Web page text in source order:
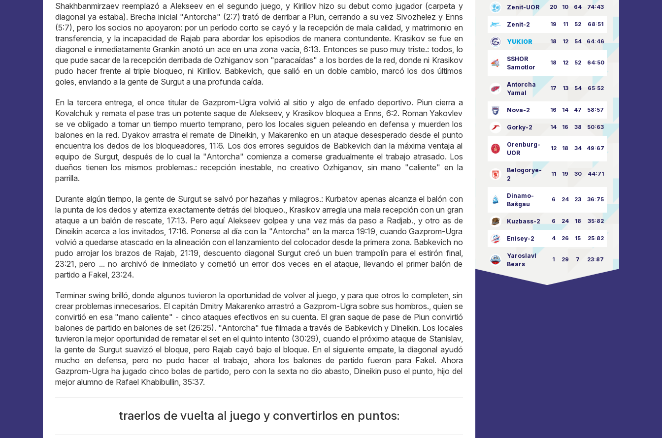
Shakhbanmirzaev reemplazó a Alekseev en el segundo juego, y Kirillov hizo su debut como jugador (carpeta y
diagonal ya estaba). Brecha inicial "Antorcha" (2:7) trató de derribar a Piun, cerrando a su vez Sivozhelez y Enns
(5:7), pero los socios no apoyaron: por un período corto se cayó y la recepción de mala calidad, y matrimonio en
transferencia, y la incapacidad de Rajab para abordar los episodios de manera contundente. Krasikov se fue en
diagonal e inmediatamente Grankin anotó un ace en una zona vacía, 6:13. Entonces se puso muy triste.: todos, lo
que pude sacar de la recepción derribada de Ozhiganov son "paracaídas" a los bordes de la red, donde ni Krasikov
pudo hacer frente al triple bloqueo, ni Kirillov. Babkevich, que salió en un doble cambio, marcó los dos últimos
goles, enviando a la gente de Surgut a una profunda caída.
En la tercera entrega, el once titular de Gazprom-Ugra volvió al sitio y algo de enfado deportivo. Piun cierra a
Kovalchuk y remata el pase tras un potente saque de Alekseev, y Krasikov bloquea a Enns, 6:2. Roman Yakovlev
se ve obligado a tomar un tiempo muerto temprano, pero los locales siguen peleando en defensa y muerden los
balones en la red. Dyakov arrastra el remate de Dineikin, y Makarenko en un ataque desesperado desde el punto
encuentra los dedos de los bloqueadores, 11:6. Los dos errores seguidos de Babkevich dan la máxima ventaja al
equipo de Surgut, después de lo cual la "Antorcha" comienza a comerse gradualmente el trabajo atrasado. Los
dueños tienen los mismos problemas.: recepción inestable, no creativo Ozhiganov, sin mano "caliente" en la
parrilla.
Durante algún tiempo, la gente de Surgut se salvó por hazañas y milagros.: Kurbatov apenas alcanza el balón con
la punta de los dedos y aterriza exactamente detrás del bloqueo., Krasikov arregla una mala recepción con un gran
ataque a un balón de rescate, 17:13. Pero aquí Alekseev golpea y una vez más da paso a Radjab., y otro as de
Dineikin acerca a los invitados, 17:16. Ponerse al día con la "Antorcha" en la marca 19:19, cuando Gazprom-Ugra
volvió a quedarse atascado en la alineación con el lanzamiento del colocador desde la primera zona. Babkevich no
pudo arrojar los brazos de Rajab, 21:19, descuento diagonal Surgut creó un buen trampolín para el estirón final,
23:21, pero ... no archivó de inmediato y cometió un error dos veces en el ataque, llevando el primer balón de
partido a Fakel, 23:24.
Terminar swing brilló, donde algunos tuvieron la oportunidad de volver al juego, y para que otros lo completen, sin
crear problemas innecesarios. El capitán Dmitry Makarenko arrastró a Gazprom-Ugra sobre sus hombros., quien se
convirtió en esa "mano caliente" - cinco ataques efectivos en su cuenta. El gran saque de pase de Piun convirtió
balones de partido en balones de set (26:25). "Antorcha" fue filmada a través de Babkevich y Dineikin. Los locales
tuvieron la mejor oportunidad de rematar el set en el quinto intento (30:29), cuando el próximo ataque de Stanislav,
la gente de Surgut suavizó el bloque, pero Rajab cayó bajo el bloque. En el siguiente empate, la diagonal ayudó
mucho en defensa, pero no pudo hacer el trabajo, ahora los balones de partido fueron para Fakel. Ahora
Gazprom-Ugra ha jugado cinco bolas de partido, pero con la sexta no dio abasto, Dineikin puso el punto, hijo del
mejor alumno de Rafael Khabibullin, 35:37.
traerlos de vuelta al juego y convertirlos en puntos:
Zenit-UOR 20 10 64 74:43
Zenit-2 19 11 52 68:51
YUKIOR 18 12 54 64:46
SSHOR
Samotlor
18 12 52 64:50
Antorcha
Yamal
17 13 54 65:52
Nova-2 16 14 47 58:57
Gorky-2 14 16 38 50:63
Orenburg-
UOR
12 18 34 49:67
Belogorye-
2
11 19 30 44:71
Dinamo-
Bašgau
6 24 23 36:75
Kuzbass-2 6 24 18 35:82
Enisey-2 4 26 15 25:82
Yaroslavl
Bears
1 29 7 23:87